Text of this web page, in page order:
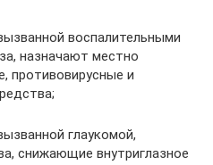
воспалительными
назначают местно
противовирусные и
глаукомой,
снижающие внутриглазное